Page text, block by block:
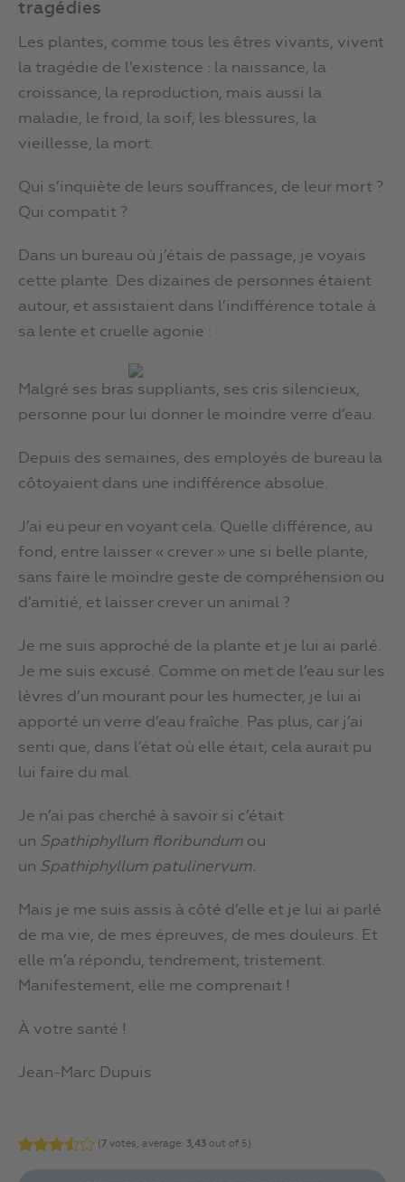
tragédies
Les plantes, comme tous les êtres vivants, vivent
la tragédie de l’existence : la naissance, la
croissance, la reproduction, mais aussi la
maladie, le froid, la soif, les blessures, la
vieillesse, la mort.
Qui s’inquiète de leurs souffrances, de leur mort ?
Qui compatit ?
Dans un bureau où j’étais de passage, je voyais
cette plante. Des dizaines de personnes étaient
autour, et assistaient dans l’indifférence totale à
sa lente et cruelle agonie :
Malgré ses bras suppliants, ses cris silencieux,
personne pour lui donner le moindre verre d’eau.
Depuis des semaines, des employés de bureau la
côtoyaient dans une indifférence absolue.
J’ai eu peur en voyant cela. Quelle différence, au
fond, entre laisser « crever » une si belle plante,
sans faire le moindre geste de compréhension ou
d’amitié, et laisser crever un animal ?
Je me suis approché de la plante et je lui ai parlé.
Je me suis excusé. Comme on met de l’eau sur les
lèvres d’un mourant pour les humecter, je lui ai
apporté un verre d’eau fraîche. Pas plus, car j’ai
senti que, dans l’état où elle était, cela aurait pu
lui faire du mal.
Je n’ai pas cherché à savoir si c’était
un Spathiphyllum floribundum ou
un Spathiphyllum patulinervum.
Mais je me suis assis à côté d’elle et je lui ai parlé
de ma vie, de mes épreuves, de mes douleurs. Et
elle m’a répondu, tendrement, tristement.
Manifestement, elle me comprenait !
À votre santé !
Jean-Marc Dupuis
(7 votes, average: 3,43 out of 5)